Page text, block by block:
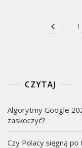
1
CZYTAJ
Algorytmy Google
zaskoczyć?
Czy Polacy sięgną